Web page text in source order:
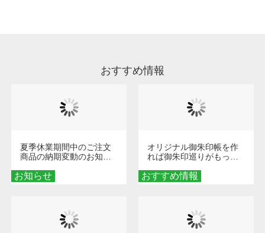
おすすめ情報
お知らせ
夏季休業期間中のご注文
商品の納期変動のお知ら
おすすめ情報
オリジナル御朱印帳を作
れば御朱印巡りがもっと
ダーメイドする魅力と選
び方